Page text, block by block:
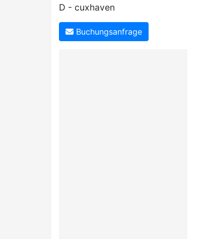
D - cuxhaven
Buchungsanfrage